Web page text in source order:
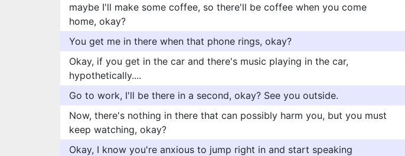
maybe I'll make some coffee, so there'll be coffee when you come
home, okay?
You get me in there when that phone rings, okay?
Okay, if you get in the car and there's music playing in the car,
hypothetically....
Go to work, I'll be there in a second, okay? See you outside.
Now, there's nothing in there that can possibly harm you, but you must
keep watching, okay?
Okay, I know you're anxious to jump right in and start speaking